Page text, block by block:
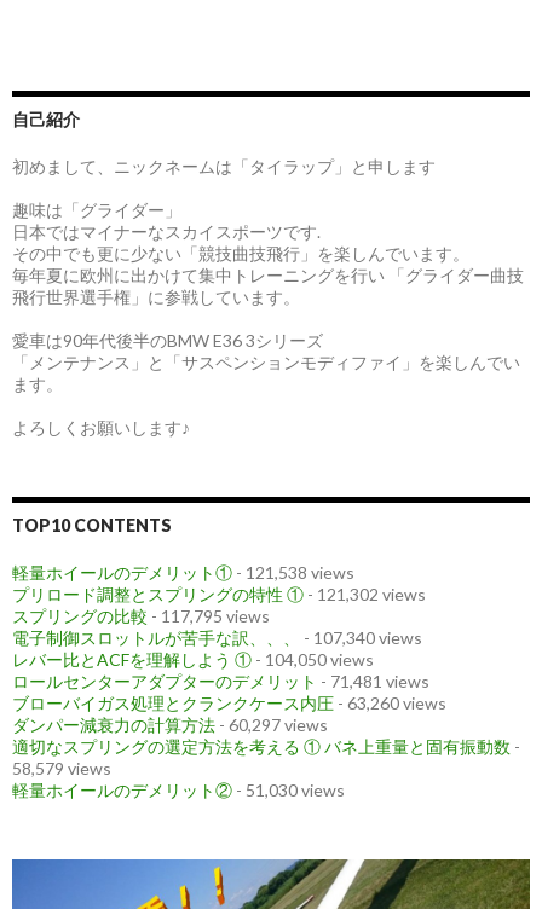
自己紹介
初めまして、ニックネームは「タイラップ」と申します
趣味は「グライダー」
日本ではマイナーなスカイスポーツです.
その中でも更に少ない「競技曲技飛行」を楽しんでいます。
毎年夏に欧州に出かけて集中トレーニングを行い 「グライダー曲技
飛行世界選手権」に参戦しています。
愛車は90年代後半のBMW E36 3シリーズ
「メンテナンス」と「サスペンションモディファイ」を楽しんでい
ます。
よろしくお願いします♪
TOP10 CONTENTS
軽量ホイールのデメリット① - 121,538 views
プリロード調整とスプリングの特性 ① - 121,302 views
スプリングの比較 - 117,795 views
電子制御スロットルが苦手な訳、、、
- 107,340 views
レバー比とACFを理解しよう ① - 104,050 views
ロールセンターアダプターのデメリット - 71,481 views
ブローバイガス処理とクランクケース内圧 - 63,260 views
ダンパー減衰力の計算方法 - 60,297 views
適切なスプリングの選定方法を考える ① バネ上重量と固有振動数 -
58,579 views
軽量ホイールのデメリット② - 51,030 views